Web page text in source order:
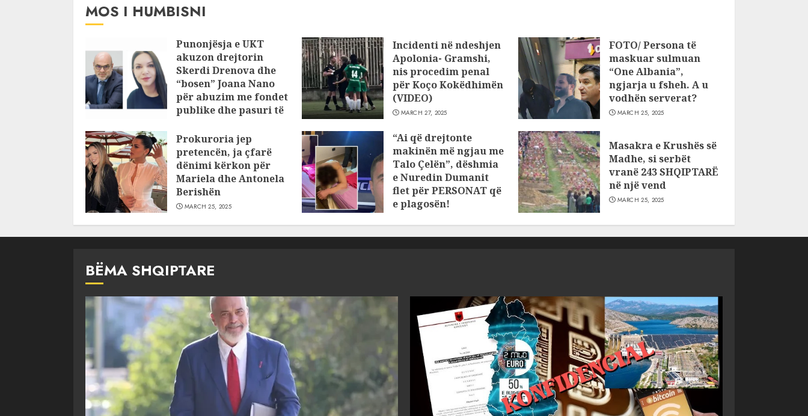
MOS I HUMBISNI
Punonjësja e UKT
akuzon drejtorin
Skerdi Drenova dhe
“bosen” Joana Nano
për abuzim me fondet
publike dhe pasuri të
JULY 24, 2025
Incidenti në ndeshjen
Apolonia- Gramshi,
nis procedim penal
për Koço Kokëdhimën
(VIDEO)
MARCH 27, 2025
FOTO/ Persona të
maskuar sulmuan
“One Albania”,
ngjarja u fsheh. A u
vodhën serverat?
MARCH 25, 2025
Prokuroria jep
pretencën, ja çfarë
dënimi kërkon për
Mariela dhe Antonela
Berishën
MARCH 25, 2025
“Ai që drejtonte
makinën më ngjau me
Talo Çelën”, dëshmia
e Nuredin Dumanit
flet për PERSONAT që
e plagosën!
Masakra e Krushës së
Madhe, si serbët
vranë 243 SHQIPTARË
në një vend
MARCH 25, 2025
BËMA SHQIPTARE